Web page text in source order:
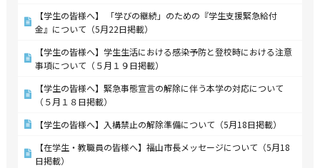
【学生の皆様へ】 「学びの継続」のための『学生支援緊急給付
金』について（5月22日掲載）
【学生の皆様へ】学生生活における感染予防と登校時における注意
事項について（５月１９日掲載）
【学生の皆様へ】緊急事態宣言の解除に伴う本学の対応について
（５月１８日掲載）
【学生の皆様へ】入構禁止の解除準備について（5月18日掲載）
【在学生・教職員の皆様へ】福山市長メッセージについて（5月18
日掲載）